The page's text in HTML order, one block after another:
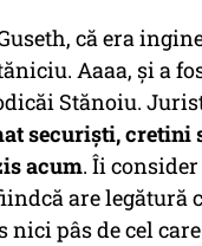
că era
Aaaa, și a
Stănoiu.
securiști, cretini
acum. Îi
are legătură
nici pâs de cel